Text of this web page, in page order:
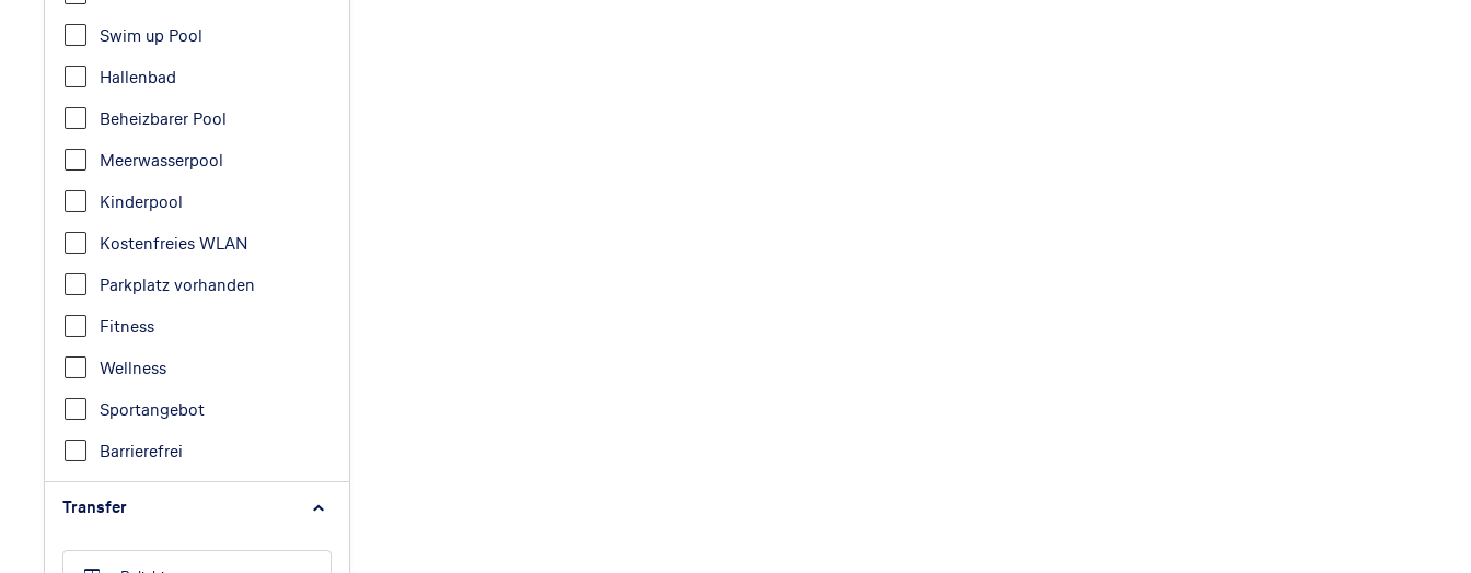
Swim up Pool
Hallenbad
Beheizbarer Pool
Meerwasserpool
Kinderpool
Kostenfreies WLAN
Parkplatz vorhanden
Fitness
Wellness
Sportangebot
Barrierefrei
Transfer